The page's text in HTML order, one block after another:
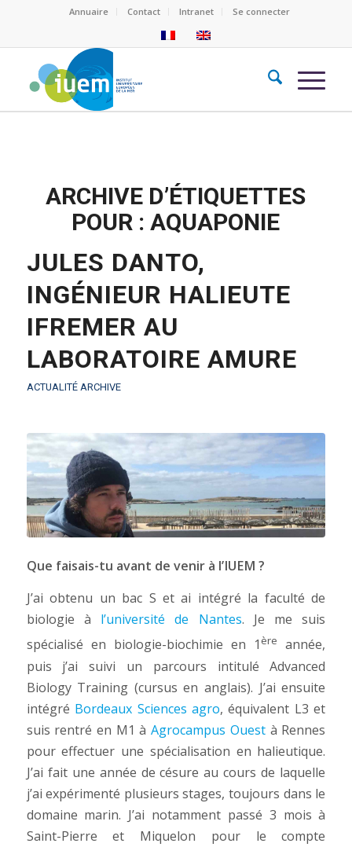
Annuaire Contact Intranet Se connecter
ARCHIVE D’ÉTIQUETTES
POUR :AQUAPONIE
JULES DANTO,
INGÉNIEUR HALIEUTE
IFREMER AU
LABORATOIRE AMURE
ACTUALITÉ ARCHIVE
Que faisais-tu avant de venir à l’IUEM ?
J’ai obtenu un bac S et ai intégré la faculté de
biologie à l’université de Nantes. Je me suis
spécialisé en biologie-biochimie en 1 ère
année,
puis j’ai suivi un parcours intitulé Advanced
Biology Training (cursus en anglais). J’ai ensuite
intégré Bordeaux Sciences agro, équivalent L3 et
suis rentré en M1 àAgrocampus Ouestà Rennes
pour effectuer une spécialisation en halieutique.
J’ai fait une année de césure au cours de laquelle
j’ai expérimenté plusieurs stages, toujours dans le
domaine marin. J’ai notamment passé 3 mois à
Saint-Pierre et Miquelon pour le compte